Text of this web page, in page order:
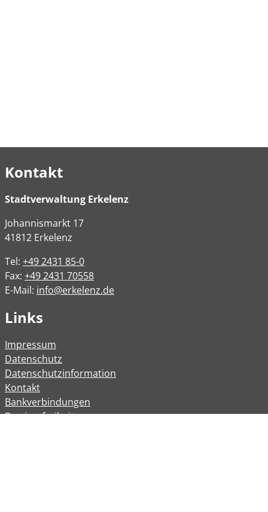
Kontakt
Stadtverwaltung Erkelenz
Johannismarkt 17
41812 Erkelenz
Tel: +49 2431 85-0
Fax: +49 2431 70558
E-Mail: info@erkelenz.de
Links
Impressum
Datenschutz
Datenschutzinformation
Kontakt
Bankverbindungen
Barrierefreiheit